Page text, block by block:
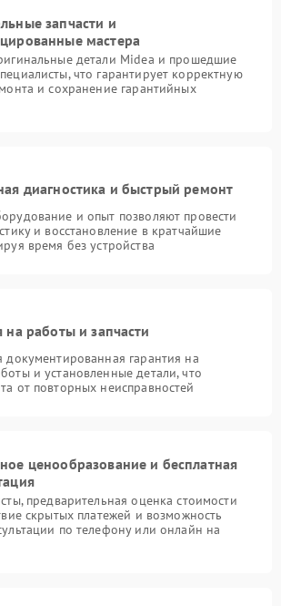
запчасти и
мастера
детали Midea и прошедшие
что гарантирует корректную
и сохранение гарантийных
диагностика и быстрый ремонт
и опыт позволяют провести
и восстановление в кратчайшие
время без устройства
на работы и запчасти
документированная гарантия на
и установленные детали, что
от повторных неисправностей
ценообразование и бесплатная
предварительная оценка стоимости
скрытых платежей и возможность
по телефону или онлайн на